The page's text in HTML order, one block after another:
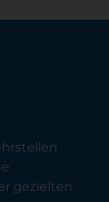
gezielten